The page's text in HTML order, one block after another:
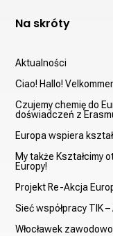
Na skróty
Aktualności
Ciao! Hallo!
Czujemy chemię do
doświadczeń z
Europa wspiera
My także Kształcimy
Europy!
Projekt Re-Akcja
Sieć współpracy TIK
Włocławek